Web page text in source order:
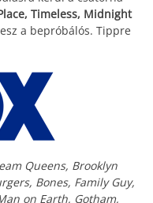
Timeless, Midnight
a bepróbálós. Tippre
Queens, Brooklyn
Bones, Family Guy,
on Earth, Gotham,